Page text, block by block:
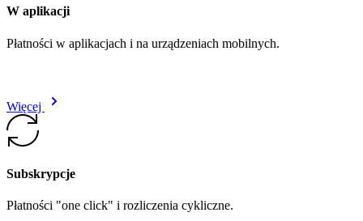
W aplikacji
Płatności w aplikacjach i na urządzeniach mobilnych.
Więcej
Subskrypcje
Płatności "one click" i rozliczenia cykliczne.